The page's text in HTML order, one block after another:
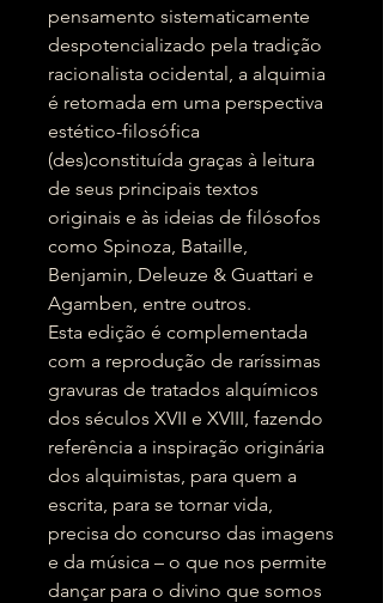
pensamento sistematicamente
despotencializado pela tradição
racionalista ocidental, a alquimia
é retomada em uma perspectiva
estético-filosófica
(des)constituída graças à leitura
de seus principais textos
originais e às ideias de filósofos
como Spinoza, Bataille,
Benjamin, Deleuze & Guattari e
Agamben, entre outros.
Esta edição é complementada
com a reprodução de raríssimas
gravuras de tratados alquímicos
dos séculos XVII e XVIII, fazendo
referência a inspiração originária
dos alquimistas, para quem a
escrita, para se tornar vida,
precisa do concurso das imagens
e da música – o que nos permite
dançar para o divino que somos